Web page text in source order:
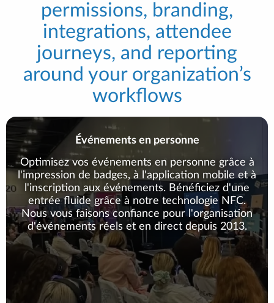
permissions, branding,
integrations, attendee
journeys, and reporting
around your organization’s
workflows
Événements en personne
Optimisez vos événements en personne grâce à
l'impression de badges, à l'application mobile et à
l'inscription aux événements. Bénéficiez d'une
entrée fluide grâce à notre technologie NFC.
Nous vous faisons confiance pour l'organisation
d'événements réels et en direct depuis 2013.